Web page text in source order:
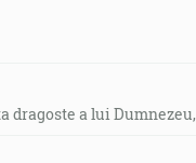
dragoste a lui Dumnezeu,